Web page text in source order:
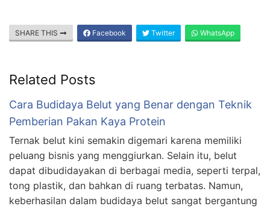
SHARE THIS Facebook Twitter WhatsApp
Related Posts
Cara Budidaya Belut yang Benar dengan Teknik
Pemberian Pakan Kaya Protein
Ternak belut kini semakin digemari karena memiliki
peluang bisnis yang menggiurkan. Selain itu, belut
dapat dibudidayakan di berbagai media, seperti terpal,
tong plastik, dan bahkan di ruang terbatas. Namun,
keberhasilan dalam budidaya belut sangat bergantung